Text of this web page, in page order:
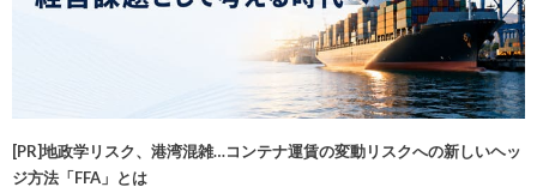
[PR]地政学リスク、港湾混雑…コンテナ運賃の変動リスクへの新しいヘッ
ジ方法「FFA」とは